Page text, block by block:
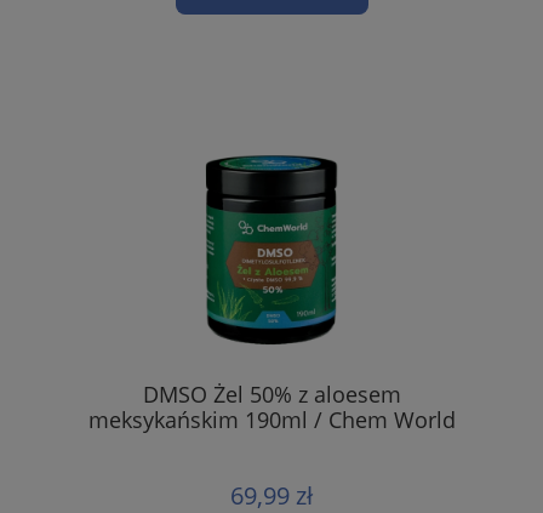
DMSO Żel 50% z aloesem
meksykańskim 190ml / Chem World
69,99 zł